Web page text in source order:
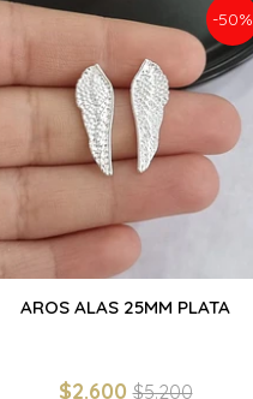
-50%
AROS ALAS 25MM PLATA
$2.600 $5.200